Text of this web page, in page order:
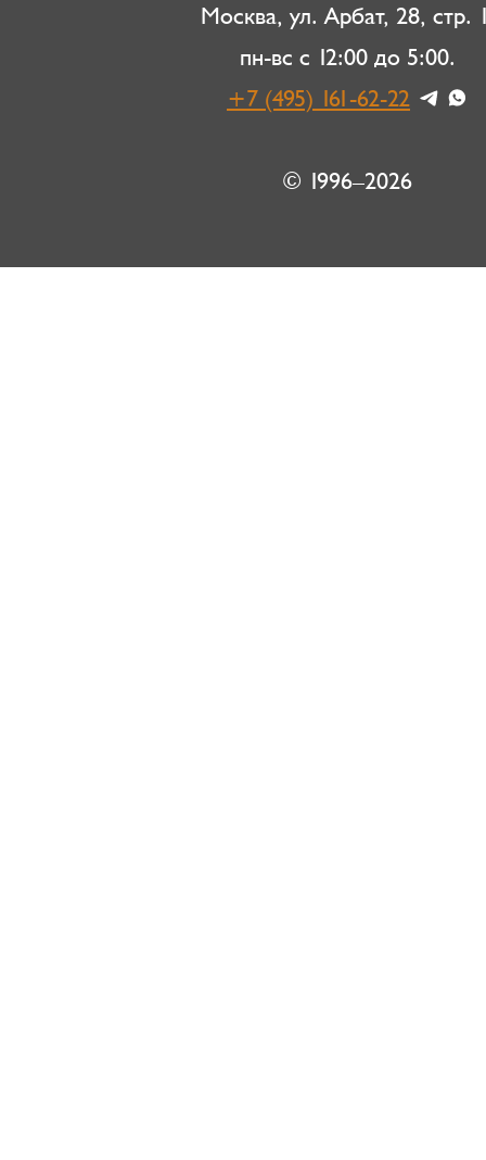
Москва, ул. Арбат, 28, стр.
пн-вс с 12:00 до 5:00.
+7 (495) 161-62-22
© 1996–2026